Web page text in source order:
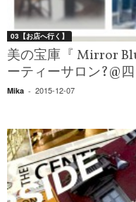
03【お店へ行く】
美の宝庫『 Mirror
ーティーサロン?@
Mika - 2015-12-07